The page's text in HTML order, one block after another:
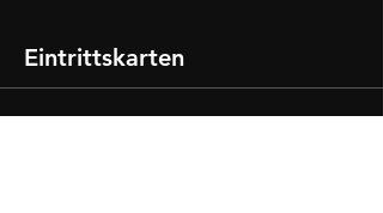
Eintrittskarten